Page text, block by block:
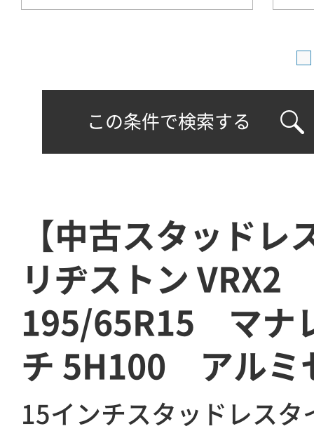
この条件で検索する
【中古スタッドレ
リヂストン
195/65R15 マナ
チ 5H100 アルミ
15インチスタッドレスタ